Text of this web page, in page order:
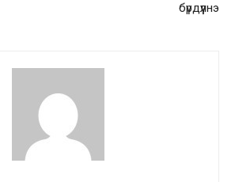
бүрдүүлнэ